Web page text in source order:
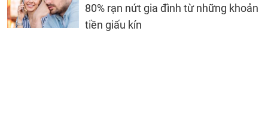
80% rạn nứt gia đình từ những khoản
tiền giấu kín